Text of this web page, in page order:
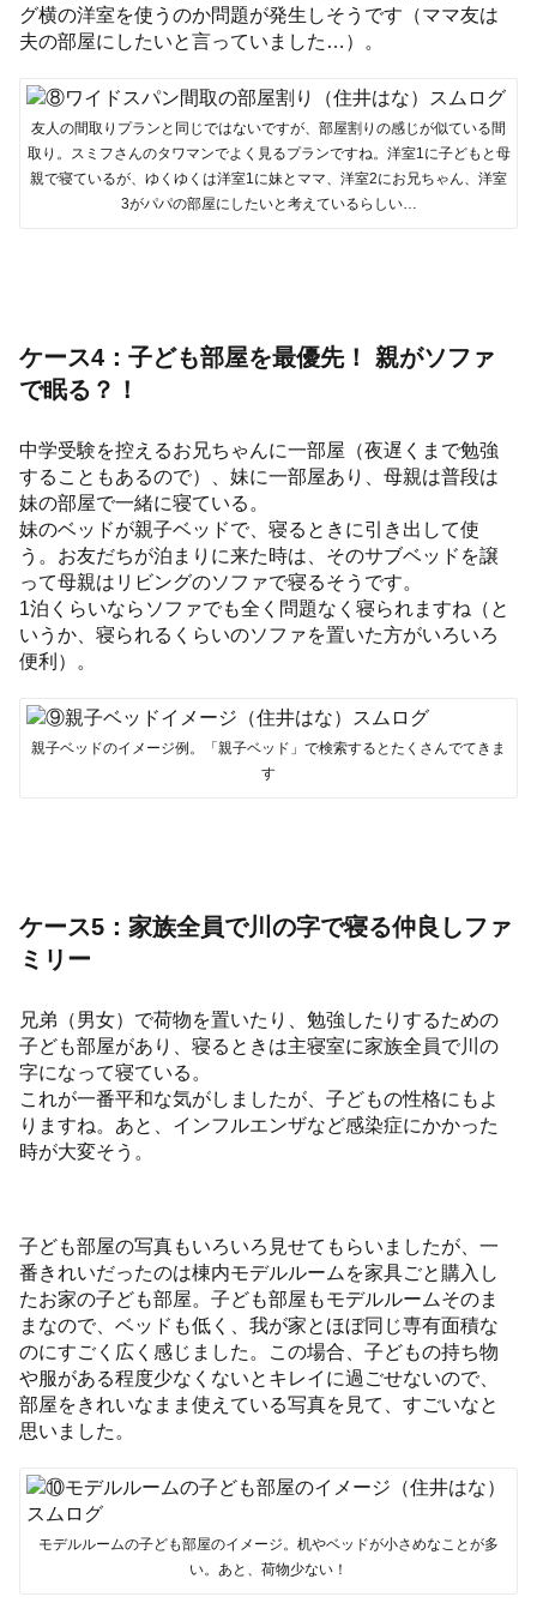
グ横の洋室を使うのか問題が発生しそうです（ママ友は
夫の部屋にしたいと言っていました…）。
友人の間取りプランと同じではないですが、部屋割りの感じが似ている間
取り。スミフさんのタワマンでよく見るプランですね。洋室1に子どもと母
親で寝ているが、ゆくゆくは洋室1に妹とママ、洋室2にお兄ちゃん、洋室
3がパパの部屋にしたいと考えているらしい…
ケース4：子ども部屋を最優先！ 親がソファ
で眠る？！
中学受験を控えるお兄ちゃんに一部屋（夜遅くまで勉強
することもあるので）、妹に一部屋あり、母親は普段は
妹の部屋で一緒に寝ている。
妹のベッドが親子ベッドで、寝るときに引き出して使
う。お友だちが泊まりに来た時は、そのサブベッドを譲
って母親はリビングのソファで寝るそうです。
1泊くらいならソファでも全く問題なく寝られますね（と
いうか、寝られるくらいのソファを置いた方がいろいろ
便利）。
親子ベッドのイメージ例。「親子ベッド」で検索するとたくさんでてきま
す
ケース5：家族全員で川の字で寝る仲良しファ
ミリー
兄弟（男女）で荷物を置いたり、勉強したりするための
子ども部屋があり、寝るときは主寝室に家族全員で川の
字になって寝ている。
これが一番平和な気がしましたが、子どもの性格にもよ
りますね。あと、インフルエンザなど感染症にかかった
時が大変そう。
子ども部屋の写真もいろいろ見せてもらいましたが、一
番きれいだったのは棟内モデルルームを家具ごと購入し
たお家の子ども部屋。子ども部屋もモデルルームそのま
まなので、ベッドも低く、我が家とほぼ同じ専有面積な
のにすごく広く感じました。この場合、子どもの持ち物
や服がある程度少なくないとキレイに過ごせないので、
部屋をきれいなまま使えている写真を見て、すごいなと
思いました。
モデルルームの子ども部屋のイメージ。机やベッドが小さめなことが多
い。あと、荷物少ない！